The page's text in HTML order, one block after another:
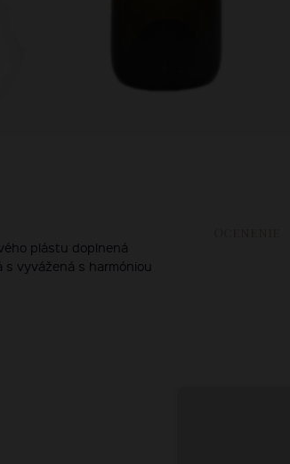
plástu doplnená
s vyvážená s harmóniou